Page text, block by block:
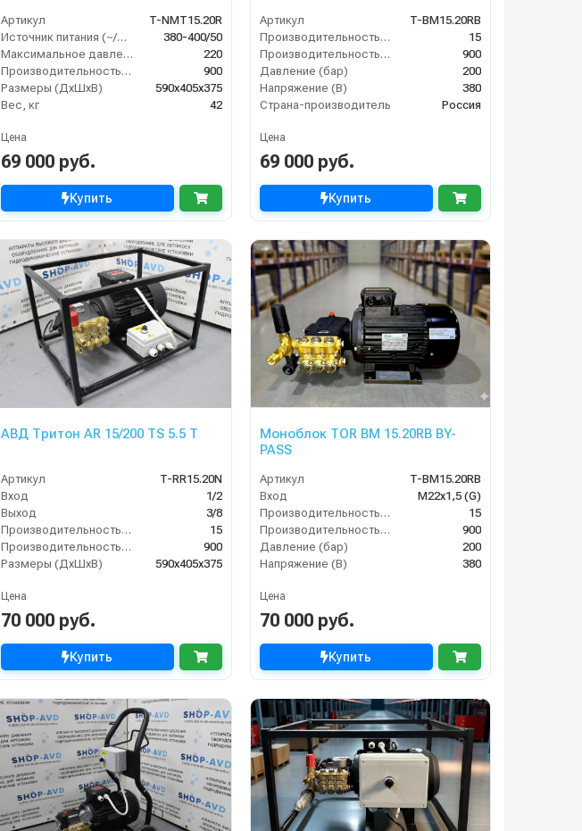
Артикул
T-NMT15.20R
Источник питания (~/В/Гц)
380-400/50
Максимальное давление (бар)
220
Производительность (л/ч)
900
Размеры (ДхШхВ)
590х405х375
Вес, кг
42
Цена
69 000 руб.
Купить
Артикул
T-BM15.20RB
Производительность (л/мин)
15
Производительность (л/ч)
900
Давление (бар)
200
Напряжение (В)
380
Страна-производитель
Россия
Цена
69 000 руб.
Купить
АВД Тритон AR 15/200 TS 5.5 T
Артикул
T-RR15.20N
Вход
1/2
Выход
3/8
Производительность (л/мин)
15
Производительность (л/ч)
900
Размеры (ДхШхВ)
590х405х375
Цена
70 000 руб.
Купить
Моноблок TOR BM 15.20RB BY-
PASS
Артикул
T-BM15.20RB
Вход
M22х1,5 (G)
Производительность (л/мин)
15
Производительность (л/ч)
900
Давление (бар)
200
Напряжение (В)
380
Цена
70 000 руб.
Купить